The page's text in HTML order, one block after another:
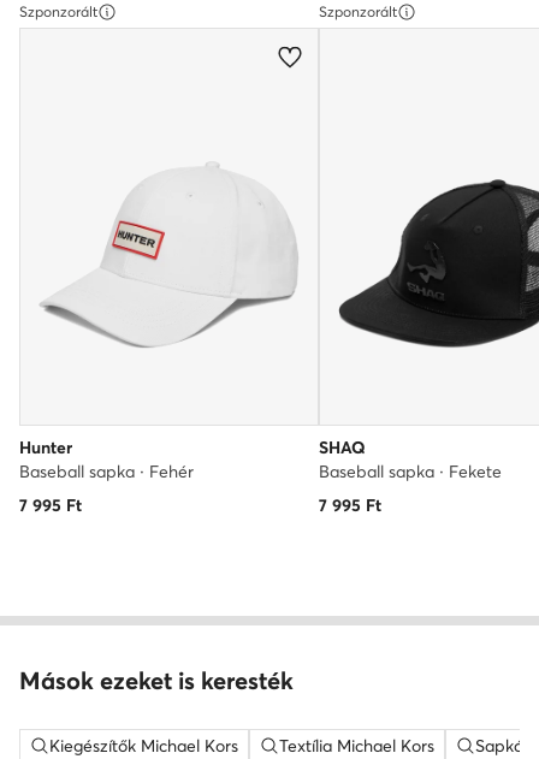
Szponzorált
Hunter
Baseball sapka · Fehér
7 995 Ft
Szponzorált
SHAQ
Baseball sapka · Fekete
7 995 Ft
Mások ezeket is keresték
Kiegészítők Michael Kors Textília Michael Kors Sapkák